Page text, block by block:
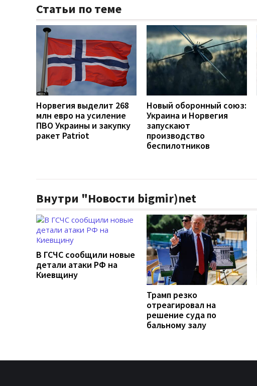
Статьи по теме
Норвегия выделит 268
млн евро на усиление
ПВО Украины и закупку
ракет Patriot
Новый оборонный союз:
Украина и Норвегия
запускают
производство
беспилотников
Внутри "Новости bigmir)net
В ГСЧС сообщили новые
детали атаки РФ на
Киевщину
Трамп резко
отреагировал на
решение суда по
бальному залу